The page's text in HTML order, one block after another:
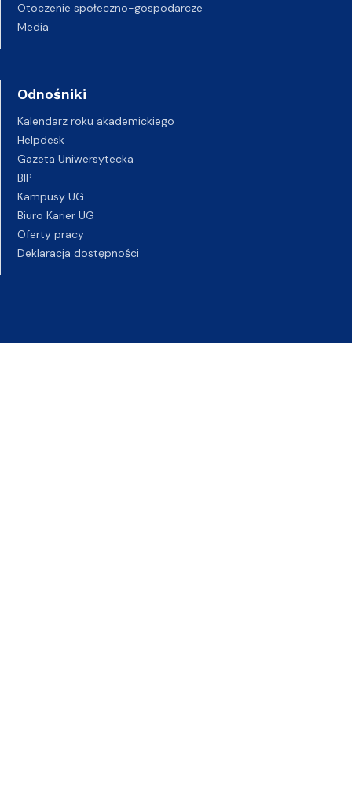
Otoczenie społeczno-gospodarcze
Media
Odnośniki
Kalendarz roku akademickiego
Helpdesk
Gazeta Uniwersytecka
BIP
Kampusy UG
Biuro Karier UG
Oferty pracy
Deklaracja dostępności